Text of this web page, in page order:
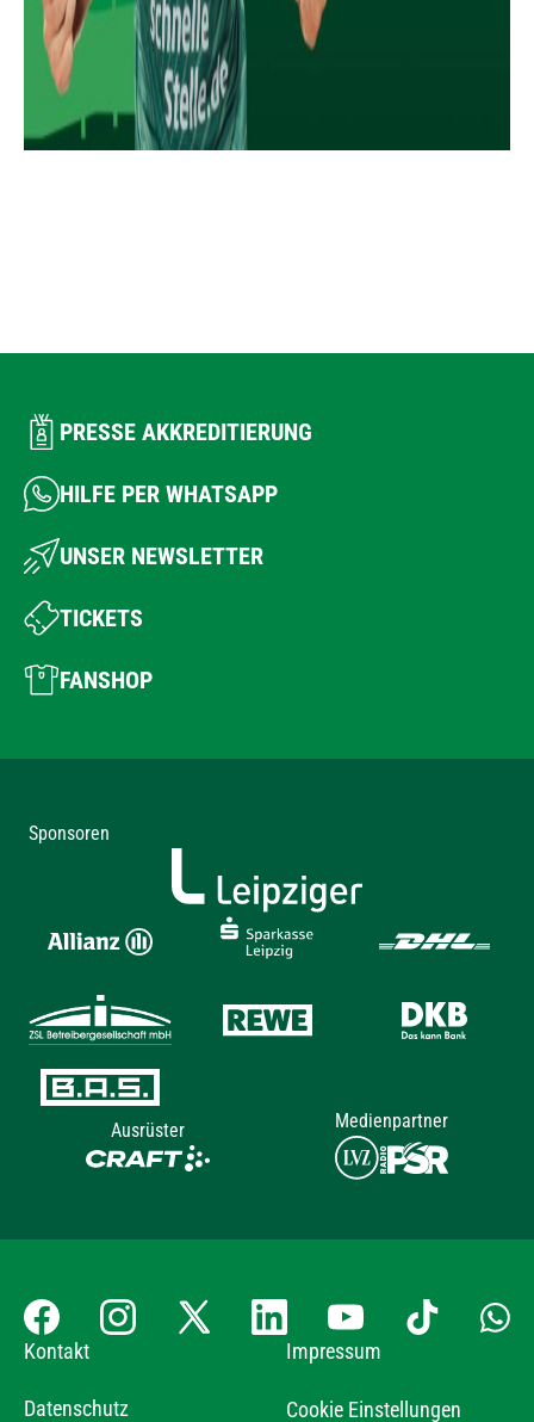
PRESSE AKKREDITIERUNG
HILFE PER WHATSAPP
UNSER NEWSLETTER
TICKETS
FANSHOP
Sponsoren
Ausrüster Medienpartner
Kontakt Impressum
Datenschutz Cookie Einstellungen